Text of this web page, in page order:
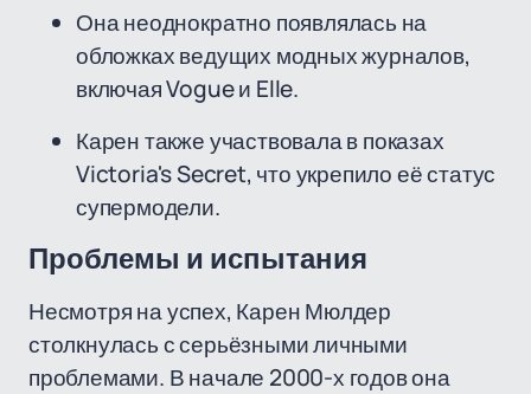
Она неоднократно появлялась на
обложках ведущих модных журналов,
включая Vogue и Elle.
Карен также участвовала в показах
Victoria's Secret, что укрепило её статус
супермодели.
Проблемы и испытания
Несмотря на успех, Карен Мюлдер
столкнулась с серьёзными личными
проблемами. В начале 2000-х годов она